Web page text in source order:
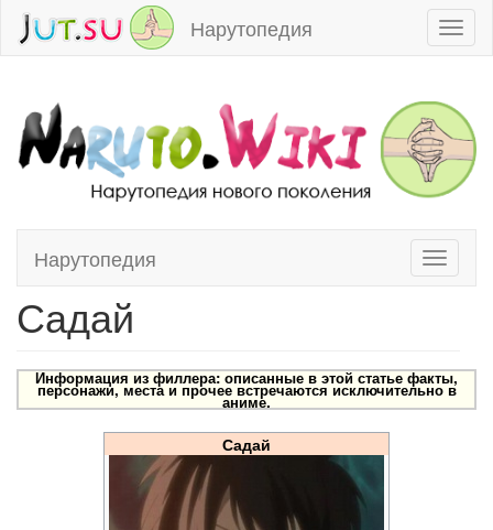
Нарутопедия
Toggle
Нарутопедия
Перейти к:навигация,поиск
Садай
Информация из филлера: описанные в этой статье факты,
персонажи, места и прочее встречаются исключительно в
аниме.
Садай